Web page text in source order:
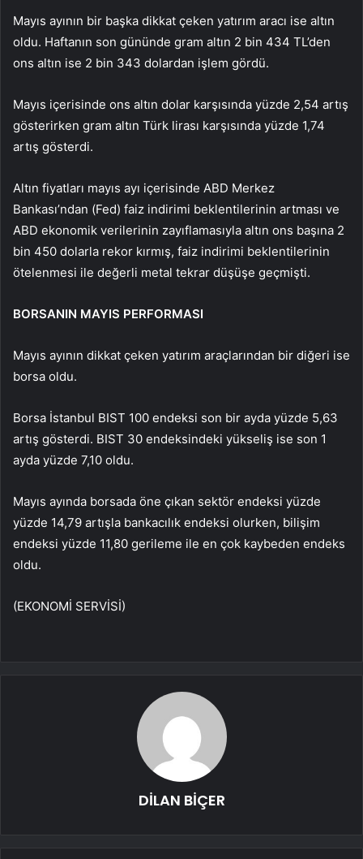
Mayıs ayının bir başka dikkat çeken yatırım aracı ise altın
oldu. Haftanın son gününde gram altın 2 bin 434 TL’den
ons altın ise 2 bin 343 dolardan işlem gördü.
Mayıs içerisinde ons altın dolar karşısında yüzde 2,54 artış
gösterirken gram altın Türk lirası karşısında yüzde 1,74
artış gösterdi.
Altın fiyatları mayıs ayı içerisinde ABD Merkez
Bankası’ndan (Fed) faiz indirimi beklentilerinin artması ve
ABD ekonomik verilerinin zayıflamasıyla altın ons başına 2
bin 450 dolarla rekor kırmış, faiz indirimi beklentilerinin
ötelenmesi ile değerli metal tekrar düşüşe geçmişti.
BORSANIN MAYIS PERFORMASI
Mayıs ayının dikkat çeken yatırım araçlarından bir diğeri ise
borsa oldu.
Borsa İstanbul BIST 100 endeksi son bir ayda yüzde 5,63
artış gösterdi. BIST 30 endeksindeki yükseliş ise son 1
ayda yüzde 7,10 oldu.
Mayıs ayında borsada öne çıkan sektör endeksi yüzde
yüzde 14,79 artışla bankacılık endeksi olurken, bilişim
endeksi yüzde 11,80 gerileme ile en çok kaybeden endeks
oldu.
(EKONOMİ SERVİSİ)
DİLAN BİÇER